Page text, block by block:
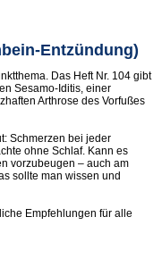
Entzündung)
Das Heft Nr. 104 gibt
Sesamo-Iditis, einer
Arthrose des Vorfußes
Schmerzen bei jeder
ohne Schlaf. Kann es
vorzubeugen – auch am
sollte man wissen und
Empfehlungen für alle